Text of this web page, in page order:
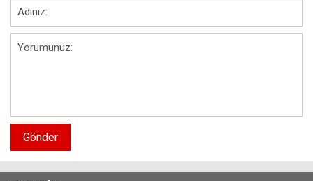
Gönder